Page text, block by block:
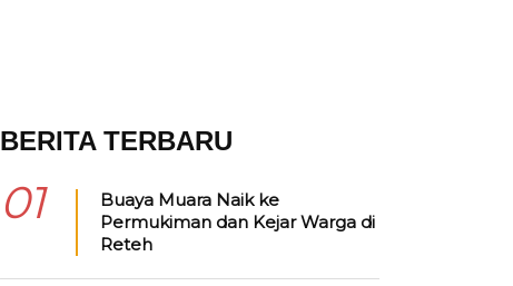
BERITA TERBARU
01
Buaya Muara Naik ke
Permukiman dan Kejar Warga di
Reteh